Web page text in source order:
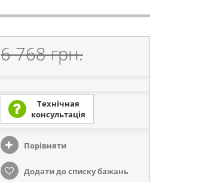
6 768 грн.
Технічная
консультація
Порівняти
Додати до списку бажань